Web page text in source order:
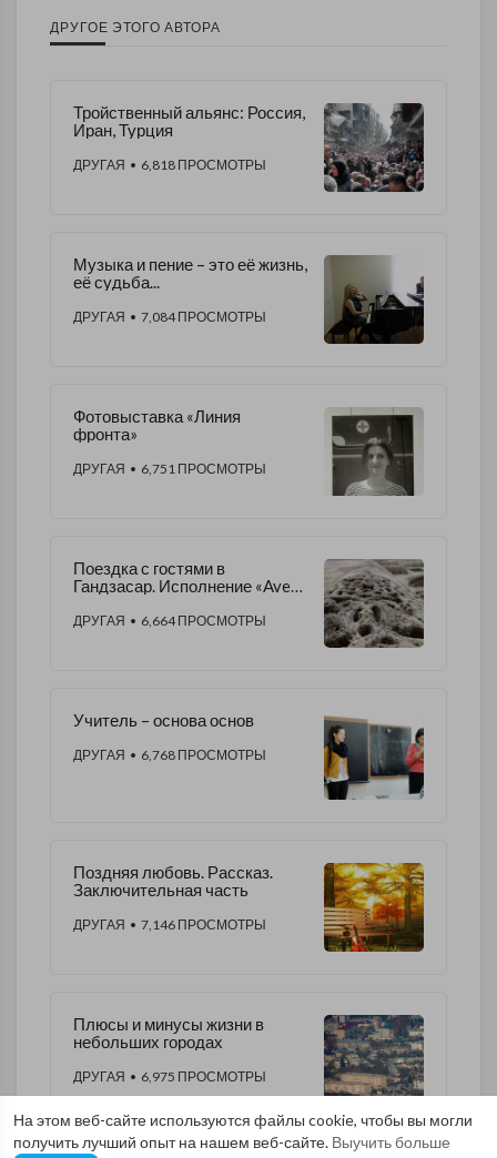
На этом веб-сайте используются файлы cookie, чтобы вы могли
получить лучший опыт на нашем веб-сайте. Выучить больше
ДРУГОЕ ЭТОГО АВТОРА
Тройственный альянс: Россия,
Иран, Турция
ДРУГАЯ • 6,818 ПРОСМОТРЫ
Музыка и пение – это её жизнь,
её судьба...
ДРУГАЯ • 7,084 ПРОСМОТРЫ
Фотовыставка «Линия
фронта»
ДРУГАЯ • 6,751 ПРОСМОТРЫ
Поездка с гостями в
Гандзасар. Исполнение «Ave
ДРУГАЯ • 6,664 ПРОСМОТРЫ
Учитель – основа основ
ДРУГАЯ • 6,768 ПРОСМОТРЫ
Поздняя любовь. Рассказ.
Заключительная часть
ДРУГАЯ • 7,146 ПРОСМОТРЫ
Плюсы и минусы жизни в
небольших городах
ДРУГАЯ • 6,975 ПРОСМОТРЫ